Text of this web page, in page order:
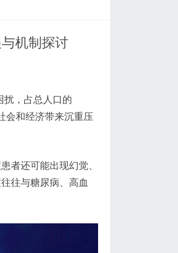
机制探讨
扰，占总人口的
会和经济带来沉重压
者还可能出现幻觉、
往与糖尿病、高血